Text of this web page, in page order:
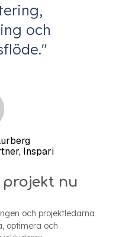
och
Inspari
projekt nu
och projektledarna
optimera och